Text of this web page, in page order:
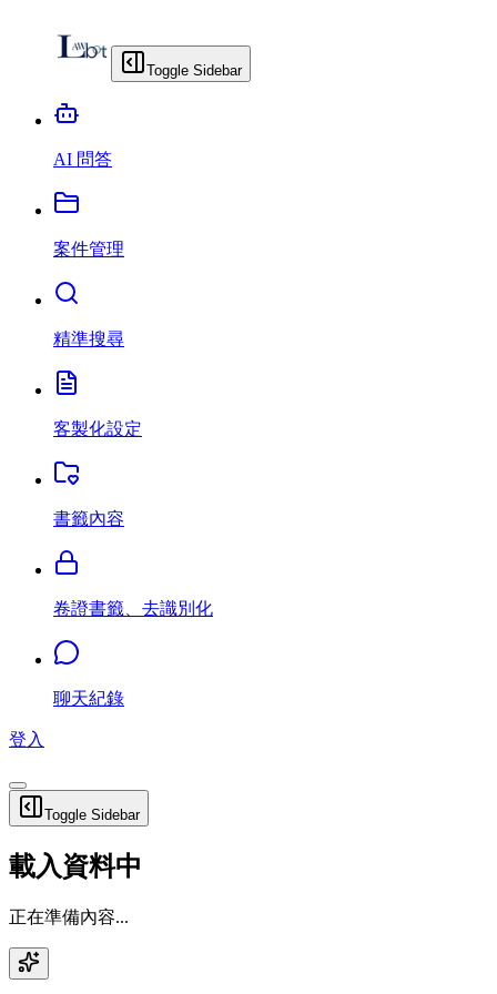
Toggle Sidebar
AI 問答
案件管理
精準搜尋
客製化設定
書籤內容
卷證書籤、去識別化
聊天紀錄
登入
Toggle Sidebar
載入資料中
正在準備內容...